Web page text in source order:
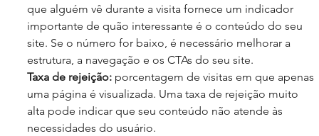
que alguém vê durante a visita fornece um indicador
importante de quão interessante é o conteúdo do seu
site. Se o número for baixo, é necessário melhorar a
estrutura, a navegação e os CTAs do seu site.
Taxa de rejeição: porcentagem de visitas em que apenas
uma página é visualizada. Uma taxa de rejeição muito
alta pode indicar que seu conteúdo não atende às
necessidades do usuário.